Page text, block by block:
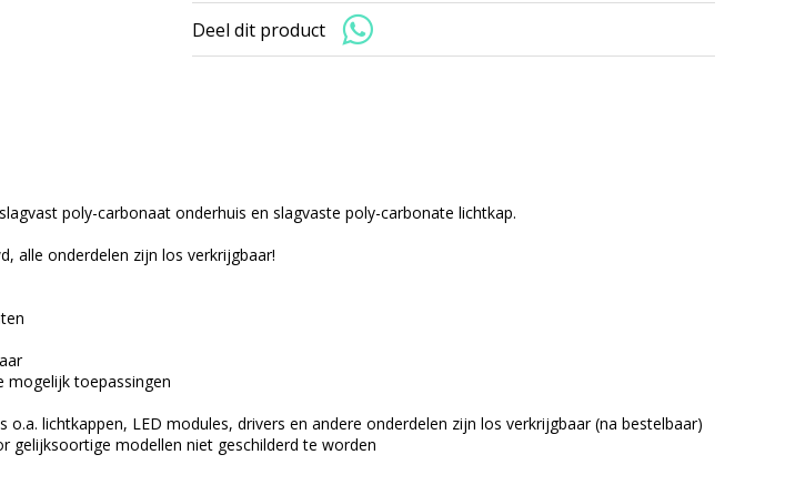
Deel dit product
poly-carbonaat onderhuis en slagvaste poly-carbonate lichtkap.
alle onderdelen zijn los verkrijgbaar!
mogelijk toepassingen
lichtkappen, LED modules, drivers en andere onderdelen zijn los verkrijgbaar (na bestelbaar)
gelijksoortige modellen niet geschilderd te worden